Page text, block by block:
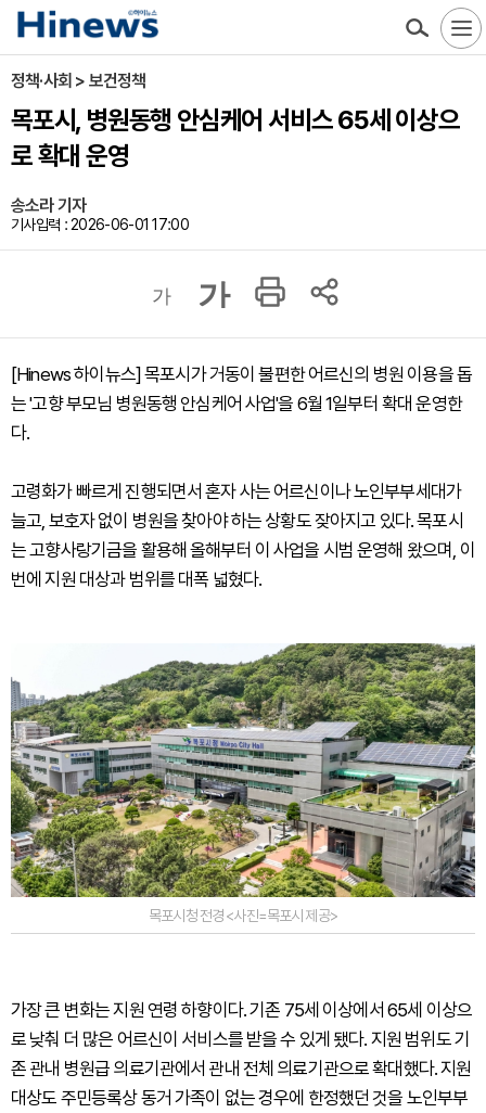
정책·사회 > 보건정책
목포시, 병원동행 안심케어 서비스 65세 이상으
로 확대 운영
송소라 기자
기사입력 : 2026-06-01 17:00
가 가
[Hinews 하이뉴스] 목포시가 거동이 불편한 어르신의 병원 이용을 돕
는 '고향 부모님 병원동행 안심케어 사업'을 6월 1일부터 확대 운영한
다.
고령화가 빠르게 진행되면서 혼자 사는 어르신이나 노인부부세대가
늘고, 보호자 없이 병원을 찾아야 하는 상황도 잦아지고 있다. 목포시
는 고향사랑기금을 활용해 올해부터 이 사업을 시범 운영해 왔으며, 이
번에 지원 대상과 범위를 대폭 넓혔다.
목포시청 전경 <사진=목포시 제공>
가장 큰 변화는 지원 연령 하향이다. 기존 75세 이상에서 65세 이상으
로 낮춰 더 많은 어르신이 서비스를 받을 수 있게 됐다. 지원 범위도 기
존 관내 병원급 의료기관에서 관내 전체 의료기관으로 확대했다. 지원
대상도 주민등록상 동거 가족이 없는 경우에 한정했던 것을 노인부부